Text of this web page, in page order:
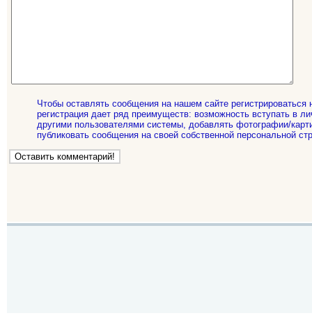
Чтобы оставлять сообщения на нашем сайте регистрироваться
регистрация дает ряд преимуществ: возможность вступать в
другими пользователями системы, добавлять фотографии/
публиковать сообщения на своей собственной персональной